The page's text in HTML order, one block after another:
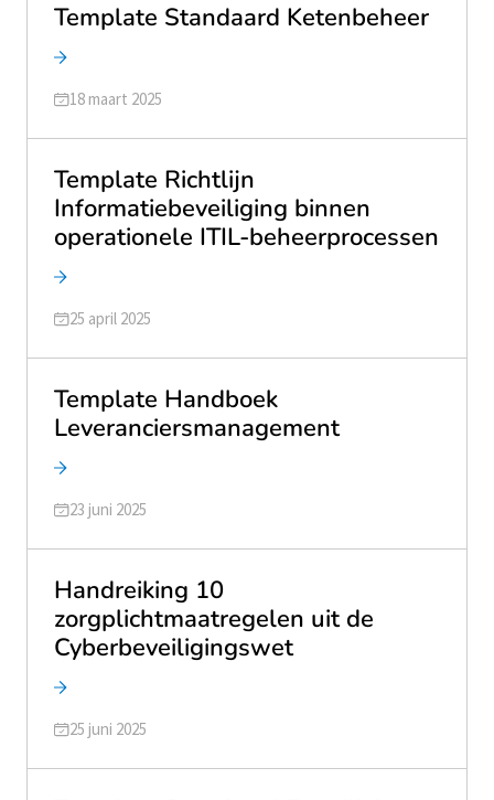
Template Standaard Ketenbeheer
Geüpdatet op
18 maart 2025
Template Richtlijn
Informatiebeveiliging binnen
operationele ITIL-beheerprocessen
Geüpdatet op
25 april 2025
Template Handboek
Leveranciersmanagement
Geüpdatet op
23 juni 2025
Handreiking 10
zorgplichtmaatregelen uit de
Cyberbeveiligingswet
Geüpdatet op
25 juni 2025